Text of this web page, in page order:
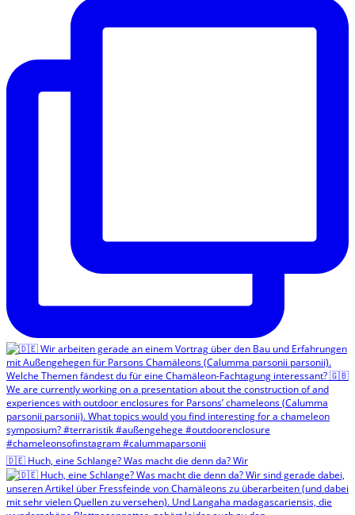
🇩🇪 Huch, eine Schlange? Was macht die denn da? Wir